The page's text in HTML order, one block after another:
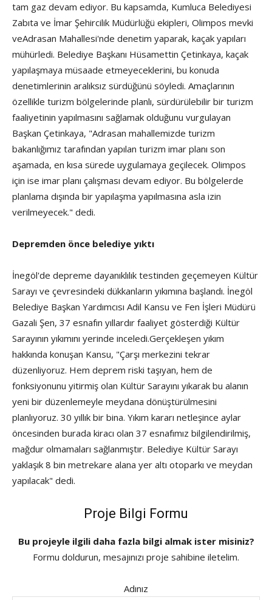
tam gaz devam ediyor. Bu kapsamda, Kumluca Belediyesi
Zabıta ve İmar Şehircilik Müdürlüğü ekipleri, Olimpos mevki
veAdrasan Mahallesi'nde denetim yaparak, kaçak yapıları
mühürledi. Belediye Başkanı Hüsamettin Çetinkaya, kaçak
yapılaşmaya müsaade etmeyeceklerini, bu konuda
denetimlerinin aralıksız sürdüğünü söyledi. Amaçlarının
özellikle turizm bölgelerinde planlı, sürdürülebilir bir turizm
faaliyetinin yapılmasını sağlamak olduğunu vurgulayan
Başkan Çetinkaya, "Adrasan mahallemizde turizm
bakanlığımız tarafından yapılan turizm imar planı son
aşamada, en kısa sürede uygulamaya geçilecek. Olimpos
için ise imar planı çalışması devam ediyor. Bu bölgelerde
planlama dışında bir yapılaşma yapılmasına asla izin
verilmeyecek." dedi.
Depremden önce belediye yıktı
İnegöl'de depreme dayanıklılık testinden geçemeyen Kültür
Sarayı ve çevresindeki dükkanların yıkımına başlandı. İnegöl
Belediye Başkan Yardımcısı Adil Kansu ve Fen İşleri Müdürü
Gazali Şen, 37 esnafın yıllardır faaliyet gösterdiği Kültür
Sarayının yıkımını yerinde inceledi.Gerçekleşen yıkım
hakkında konuşan Kansu, "Çarşı merkezini tekrar
düzenliyoruz. Hem deprem riski taşıyan, hem de
fonksiyonunu yitirmiş olan Kültür Sarayını yıkarak bu alanın
yeni bir düzenlemeyle meydana dönüştürülmesini
planlıyoruz. 30 yıllık bir bina. Yıkım kararı netleşince aylar
öncesinden burada kiracı olan 37 esnafımız bilgilendirilmiş,
mağdur olmamaları sağlanmıştır. Belediye Kültür Sarayı
yaklaşık 8 bin metrekare alana yer altı otoparkı ve meydan
yapılacak" dedi.
Proje Bilgi Formu
Bu projeyle ilgili daha fazla bilgi almak ister misiniz?
Formu doldurun, mesajınızı proje sahibine iletelim.
Adınız